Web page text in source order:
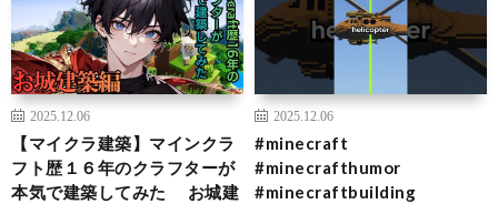
2025.12.06
【マイクラ建築】マインクラ
フト歴１６年のクラフターが
本気で建築してみた お城建
2025.12.06
#minecraft
#minecrafthumor
#minecraftbuilding